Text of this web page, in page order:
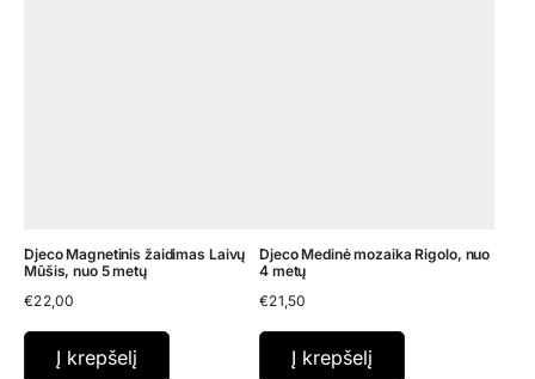
Djeco Magnetinis žaidimas Laivų
Mūšis, nuo 5 metų
€22,00
Į krepšelį
Djeco Medinė mozaika Rigolo, nuo
4 metų
€21,50
Į krepšelį